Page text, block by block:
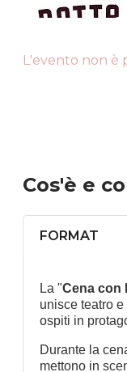
L'evento non è
Cos'è e
FORMAT
La "Cena con
unisce teatro
ospiti in
Durante la
mettono in